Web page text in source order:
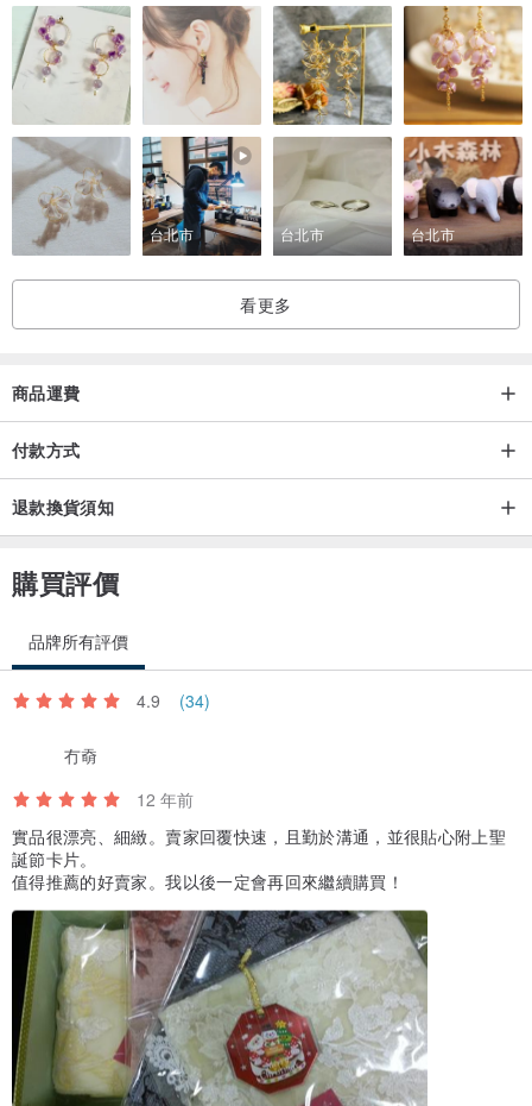
My dream is to delivery hopes and happiness to the ones who
endorse and enjoy my fashion world.
/下單前需知/
如有送禮、自用、婚禮、拍攝婚紗照..等需求，親愛的訂製貴賓需自行
估算需求日，
本品牌僅提供設計師作品，如有天氣、不可抗力之因素，
致使包裹郵寄時程延遲 / 作品與想像不符 / 其他因素無法趕上貴賓的
需求日..等因素，
作品為客製化創作品<無退款退貨>，
成即表示貴賓理解以上說明、與同意設計師製作手法與風格。
此作品為純手工創作，非大量生產之商品，歡迎理解的貴賓訂製，將
您的夢想化為實體，珍藏您人生中最閃耀的一刻。
台北市 台北市 台北市
看更多
商品運費
付款方式
退款換貨須知
購買評價
品牌所有評價
4.9 (34)
冇奣
12 年前
實品很漂亮、細緻。賣家回覆快速，且勤於溝通，並很貼心附上聖
誕節卡片。
值得推薦的好賣家。我以後一定會再回來繼續購買！